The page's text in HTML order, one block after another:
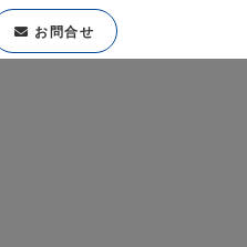
お問合せ